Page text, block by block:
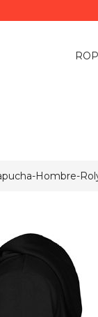
Hombre-